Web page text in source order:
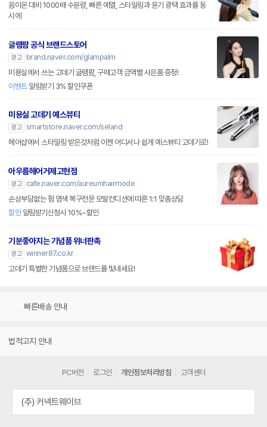
음이온 대비 1000배 수분량, 빠른 예열, 스타일링과 윤기 광택 효과를 동
시에
글램팜 공식 브랜드스토어
광고
brand.naver.com/glampalm
미용실에서 쓰는 고데기 글램팜, 구매고객 금액별 사은품 증정!
이벤트알림받기 3% 할인쿠폰
미용실 고데기 예스뷰티
광고 smartstore.naver.com/seland
헤어샵에서 스타일링 받은것처럼 이젠 어디서나 쉽게 예스뷰티 고데기로!
아우름헤어거제고현점
광고
cafe.naver.com/aureumhairmode
손상부담없는 펌 염색 복구전문 모발컨디션에 따른 1:1 맞춤상담
할인 알림받기신청시 10%~할인
기분좋아지는 기념품 위너판촉
광고 winner87.co.kr
고데기 특별한 기념품으로 브랜드를 빛네세요!
빠른배송 안내
법적고지 안내
PC버전 로그인 개인정보처리방침 고객센터
(주) 커넥트웨이브